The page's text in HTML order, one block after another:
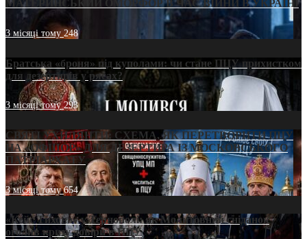
МАТЕРИНСЬКИЙ ОМОРФОР В ЧАС ВІЙНИ В УКРАЇНІ
3 місяці тому248
Братська «броня» під куполами: чи стане ПЦУ прихистком
для дезертирів у рясах?
3 місяці тому293
СВЯТІ УХИЛЯНТИ: СХЕМА, ЯК ПЕРЕТВОРИТИ ПЦУ
НА «ОФШОР» ДЛЯ ДЕЗЕРТИРА ІЗ МОСКОВСЬКОГО
ПАТРІАРХАТУ
3 місяці тому654
«Кейс Тихона» у Тернополі: як Молитовний сніданок
оголив кризу довіри в ПЦУ